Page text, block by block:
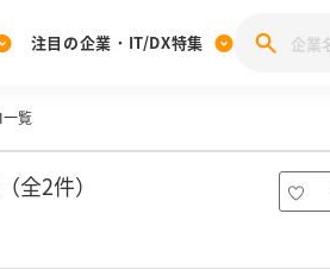
[27卒] 本選考体験記投稿キャンペーン
みんなのDX企業就職ブランド調査
注目の企業・IT/DX特集
覧
全2件）